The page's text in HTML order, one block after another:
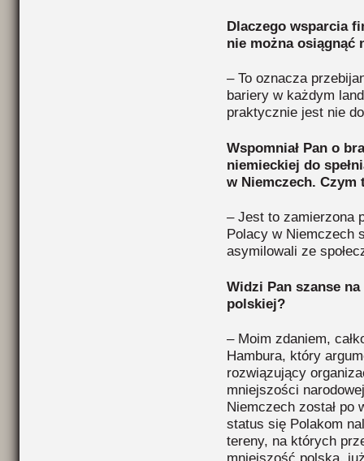
Dlaczego wsparcia
nie można osiągnąć
– To oznacza
bariery w każdym
praktycznie jest nie
Wspomniał Pan o
niemieckiej do
w Niemczech. Czym
– Jest to zamierzona
Polacy w Niemczech
asymilowali ze
Widzi Pan szanse
polskiej?
– Moim zdaniem,
Hambura, który
rozwiązujący
mniejszości
Niemczech został po
status się Polakom
tereny, na których